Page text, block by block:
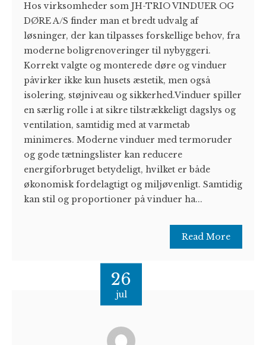
Hos virksomheder som JH-TRIO VINDUER OG
DØRE A/S finder man et bredt udvalg af
løsninger, der kan tilpasses forskellige behov, fra
moderne boligrenoveringer til nybyggeri.
Korrekt valgte og monterede døre og vinduer
påvirker ikke kun husets æstetik, men også
isolering, støjniveau og sikkerhed.Vinduer spiller
en særlig rolle i at sikre tilstrækkeligt dagslys og
ventilation, samtidig med at varmetab
minimeres. Moderne vinduer med termoruder
og gode tætningslister kan reducere
energiforbruget betydeligt, hvilket er både
økonomisk fordelagtigt og miljøvenligt. Samtidig
kan stil og proportioner på vinduer ha...
Read More
26
jul